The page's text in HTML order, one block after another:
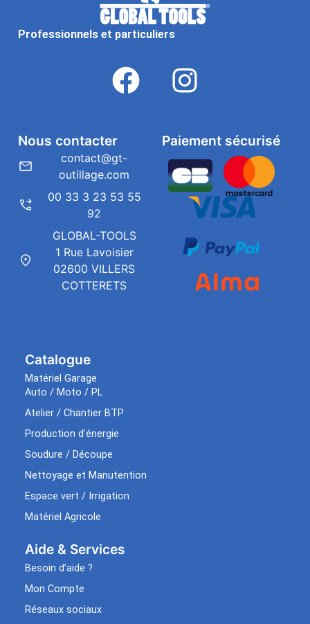
Professionnels et particuliers
Catalogue
Matériel Garage
Auto / Moto / PL
Atelier / Chantier BTP
Production d’énergie
Soudure / Découpe
Nettoyage et Manutention
Espace vert / Irrigation
Matériel Agricole
Aide & Services​
Besoin d’aide ?
Mon Compte
Réseaux sociaux
Paiement sécurisé
Nous contacter
contact@gt-
outillage.com
00 33 3 23 53 55
92
GLOBAL-TOOLS
1 Rue Lavoisier
02600 VILLERS
COTTERETS